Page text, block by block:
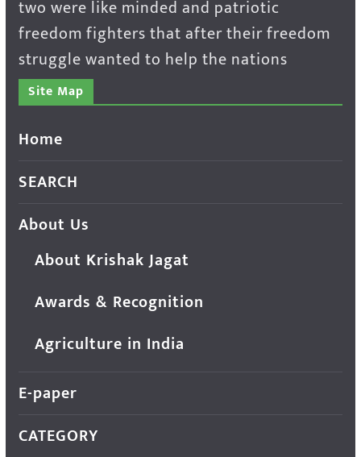
two were like minded and patriotic
freedom fighters that after their freedom
struggle wanted to help the nations
Site Map
Home
SEARCH
About Us
About Krishak Jagat
Awards & Recognition
Agriculture in India
E-paper
CATEGORY